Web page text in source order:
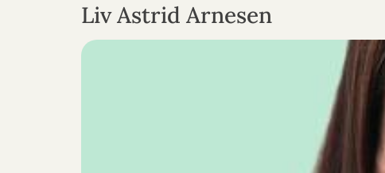
Liv Astrid Arnesen